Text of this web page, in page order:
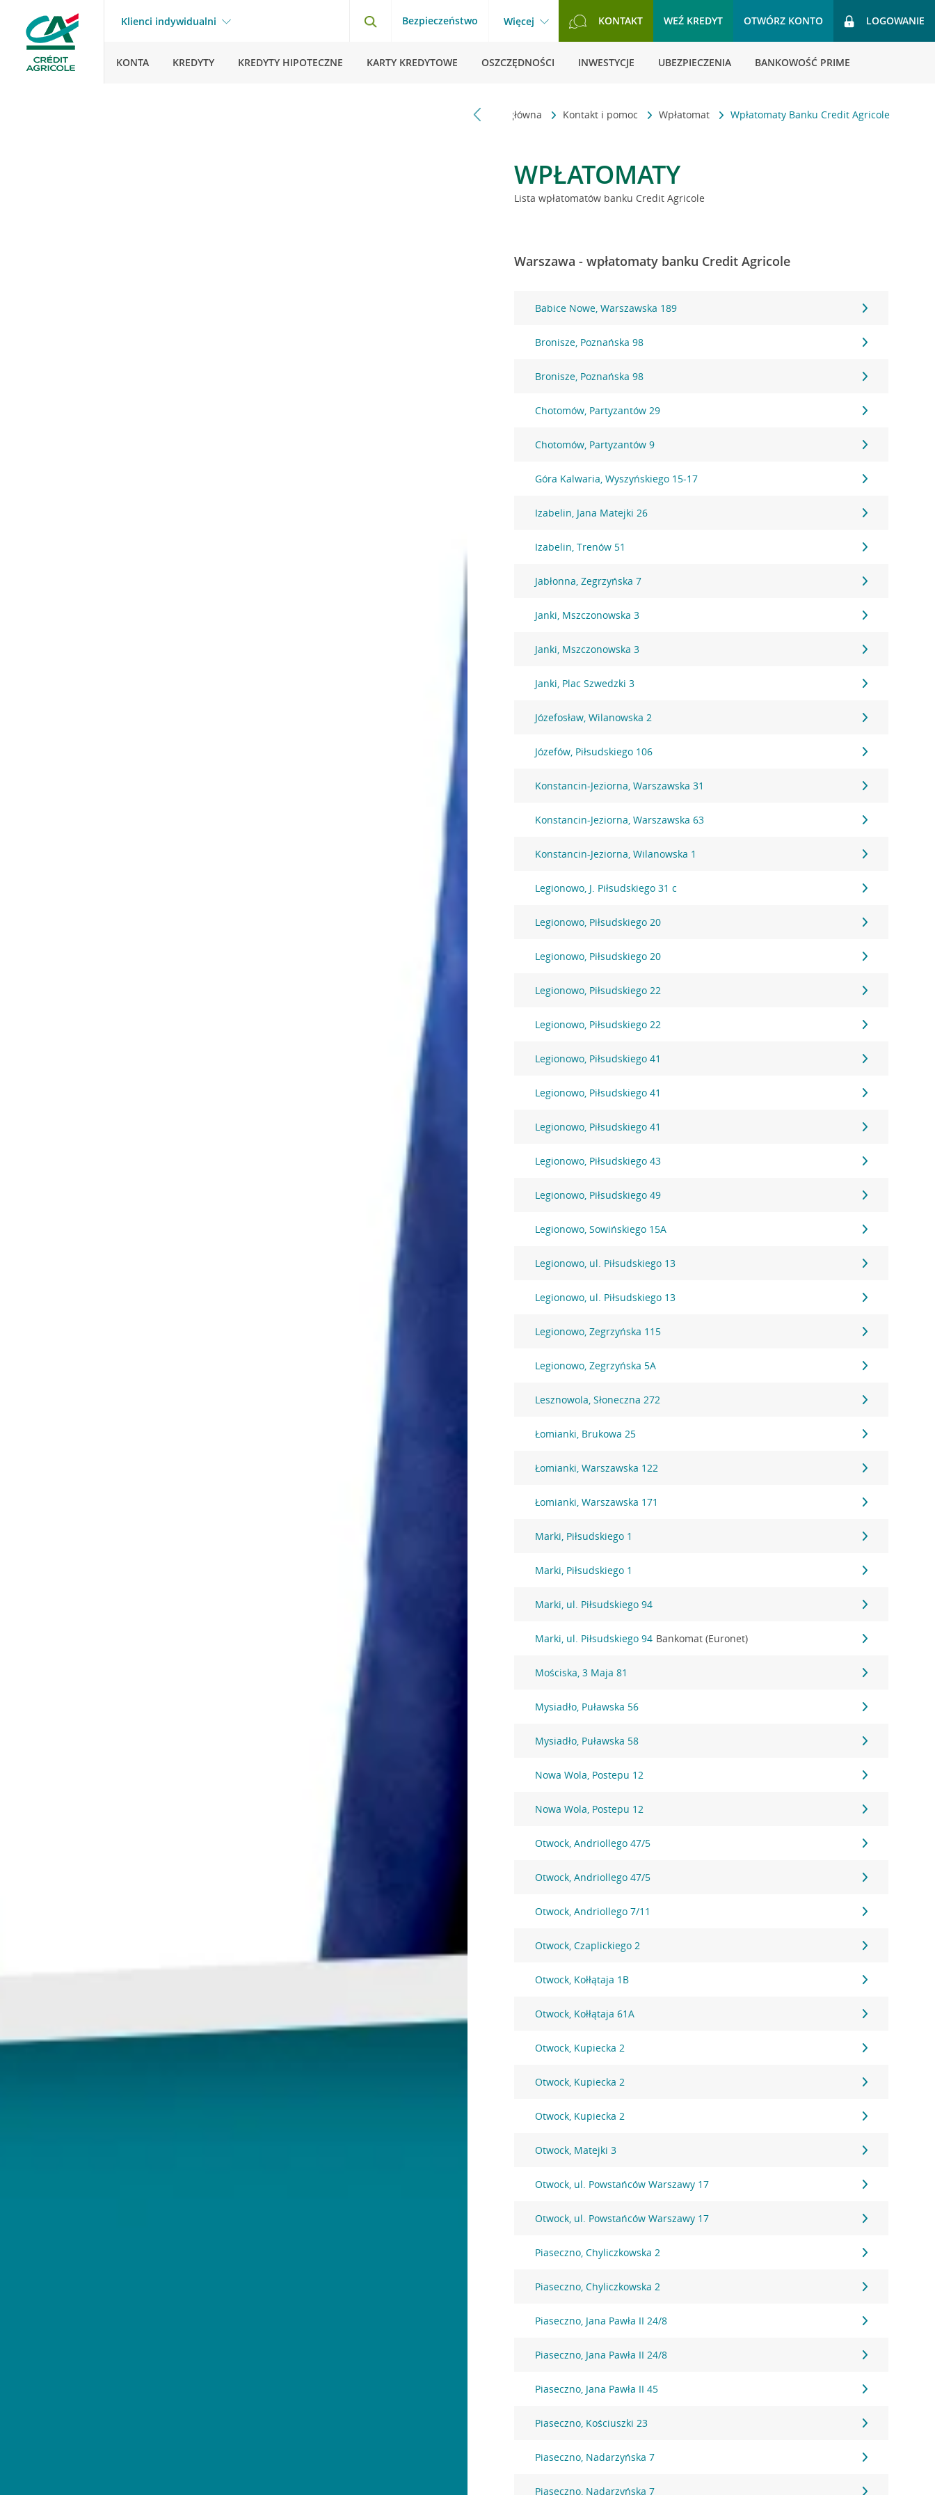
Klienci indywidualni Bezpieczeństwo Więcej KONTAKT WEŹ KREDYT OTWÓRZ KONTO LOGOWANIE
KONTA KREDYTY KREDYTY HIPOTECZNE KARTY KREDYTOWE OSZCZĘDNOŚCI INWESTYCJE UBEZPIECZENIA BANKOWOŚĆ PRIME
Strona główna Kontakt i pomoc Wpłatomat Wpłatomaty Banku Credit Agricole
WPŁATOMATY
Lista wpłatomatów banku Credit Agricole
Warszawa - wpłatomaty banku Credit Agricole
Babice Nowe, Warszawska 189
Bronisze, Poznańska 98
Bronisze, Poznańska 98
Chotomów, Partyzantów 29
Chotomów, Partyzantów 9
Góra Kalwaria, Wyszyńskiego 15-17
Izabelin, Jana Matejki 26
Izabelin, Trenów 51
Jabłonna, Zegrzyńska 7
Janki, Mszczonowska 3
Janki, Mszczonowska 3
Janki, Plac Szwedzki 3
Józefosław, Wilanowska 2
Józefów, Piłsudskiego 106
Konstancin-Jeziorna, Warszawska 31
Konstancin-Jeziorna, Warszawska 63
Konstancin-Jeziorna, Wilanowska 1
Legionowo, J. Piłsudskiego 31 c
Legionowo, Piłsudskiego 20
Legionowo, Piłsudskiego 20
Legionowo, Piłsudskiego 22
Legionowo, Piłsudskiego 22
Legionowo, Piłsudskiego 41
Legionowo, Piłsudskiego 41
Legionowo, Piłsudskiego 41
Legionowo, Piłsudskiego 43
Legionowo, Piłsudskiego 49
Legionowo, Sowińskiego 15A
Legionowo, ul. Piłsudskiego 13
Legionowo, ul. Piłsudskiego 13
Legionowo, Zegrzyńska 115
Legionowo, Zegrzyńska 5A
Lesznowola, Słoneczna 272
Łomianki, Brukowa 25
Łomianki, Warszawska 122
Łomianki, Warszawska 171
Marki, Piłsudskiego 1
Marki, Piłsudskiego 1
Marki, ul. Piłsudskiego 94
Marki, ul. Piłsudskiego 94 Bankomat (Euronet)
Mościska, 3 Maja 81
Mysiadło, Puławska 56
Mysiadło, Puławska 58
Nowa Wola, Postepu 12
Nowa Wola, Postepu 12
Otwock, Andriollego 47/5
Otwock, Andriollego 47/5
Otwock, Andriollego 7/11
Otwock, Czaplickiego 2
Otwock, Kołłątaja 1B
Otwock, Kołłątaja 61A
Otwock, Kupiecka 2
Otwock, Kupiecka 2
Otwock, Kupiecka 2
Otwock, Matejki 3
Otwock, ul. Powstańców Warszawy 17
Otwock, ul. Powstańców Warszawy 17
Piaseczno, Chyliczkowska 2
Piaseczno, Chyliczkowska 2
Piaseczno, Jana Pawła II 24/8
Piaseczno, Jana Pawła II 24/8
Piaseczno, Jana Pawła II 45
Piaseczno, Kościuszki 23
Piaseczno, Nadarzyńska 7
Piaseczno, Nadarzyńska 7